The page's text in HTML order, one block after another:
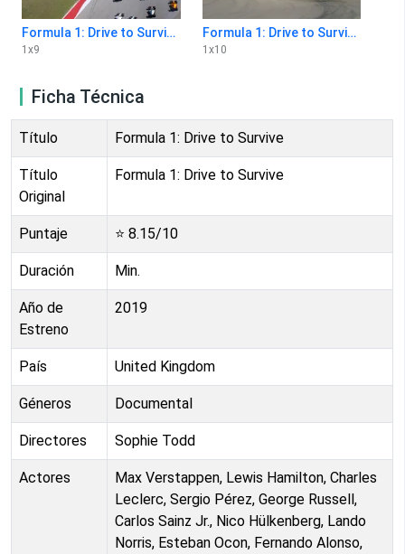
Formula 1: Drive to Survive 1x9
1 x9
Formula 1: Drive to Survive 1x10
1 x10
Ficha Técnica
Título Formula 1: Drive to Survive
Título
Original
Formula 1: Drive to Survive
Puntaje ⭐ 8.15/10
Duración Min.
Año de
Estreno
2019
País United Kingdom
Géneros Documental
Directores Sophie Todd
Actores
Max Verstappen, Lewis Hamilton, Charles
Leclerc, Sergio Pérez, George Russell,
Carlos Sainz Jr., Nico Hülkenberg, Lando
Norris, Esteban Ocon, Fernando Alonso,